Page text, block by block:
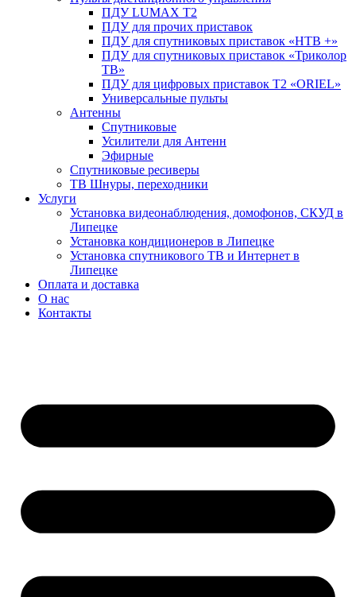
ПДУ LUMAX Т2
ПДУ для прочих приставок
ПДУ для спутниковых приставок «НТВ +»
ПДУ для спутниковых приставок «Триколор
ТВ»
ПДУ для цифровых приставок Т2 «ORIEL»
Универсальные пульты
Антенны
Спутниковые
Усилители для Антенн
Эфирные
Спутниковые ресиверы
ТВ Шнуры, переходники
Услуги
Установка видеонаблюдения, домофонов, СКУД в
Липецке
Установка кондиционеров в Липецке
Установка спутникового ТВ и Интернет в
Липецке
Оплата и доставка
О нас
Контакты